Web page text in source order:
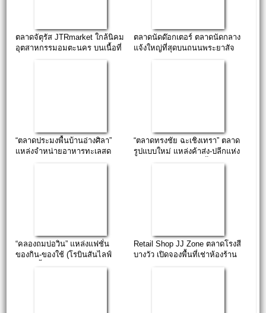
ตลาดจัตุรัส JTRmarket ใกล้นิคม
อุตสาหกรรมอมตะนคร บนเนื้อที่
ตลาดนัดด๊อกเตอร์ ตลาดนัดกลาง
แจ้งใหญ่ที่สุดบนถนนพระยาสัจ
“ตลาดประมงพื้นบ้านอ่างศิลา”
แหล่งจำหน่ายอาหารทะเลสด
“ตลาดทรงชัย ฉะเชิงเทรา” ตลาด
รูปแบบใหม่ แหล่งค้าส่ง-ปลีกแห่ง
“คลองถมบ่อวิน” แหล่งแฟชั่น
ของกิน-ของใช้ (โรบินสันไลฟ์
Retail Shop JJ Zone ตลาดโรงสี
บางวัว เปิดจองพื้นที่เช่าห้องร้าน